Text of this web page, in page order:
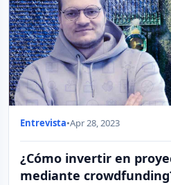
Entrevista•Apr 28, 2023
¿Cómo invertir en
mediante